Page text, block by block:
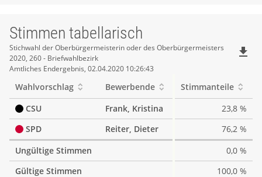
Stimmen tabellarisch
Stimmen
tabellarisch
Stichwahl der Oberbürgermeisterin oder des Oberbürgermeisters
2020, 260 - Briefwahlbezirk
Amtliches Endergebnis, 02.04.2020 10:26:43
file_download
Wahlvorschlag Bewerbende
Stimmanteile
CSU
Frank, Kristina
23,8 %
SPD
Reiter, Dieter
76,2 %
Ungültige Stimmen
0,0 %
Gültige Stimmen
100,0 %